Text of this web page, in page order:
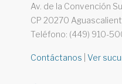
Av. de la Convención
CP 20270
Teléfono: (449) 910-
Contáctanos |Ver